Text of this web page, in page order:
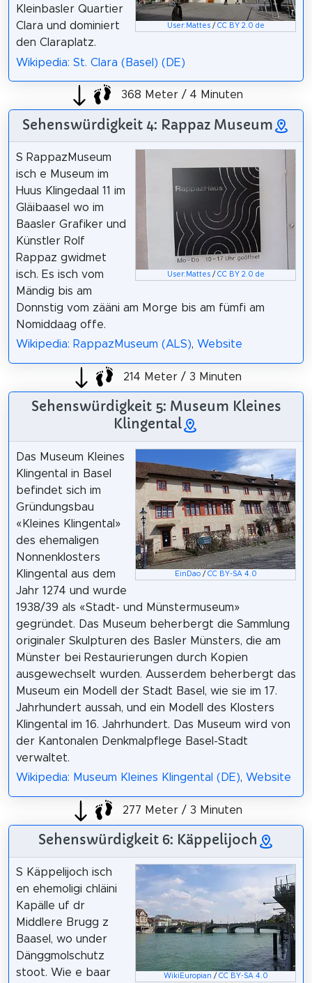
User:Mattes/ CC BY 2.0 de
Kleinbasler Quartier
Clara und dominiert
den Claraplatz.
Wikipedia: St. Clara (Basel) (DE)
368 Meter / 4 Minuten
Sehenswürdigkeit 4: Rappaz Museum
User:Mattes/ CC BY 2.0 de
S RappazMuseum
isch e Museum im
Huus Klingedaal 11 im
Gläibaasel wo im
Baasler Grafiker und
Künstler Rolf
Rappaz gwidmet
isch. Es isch vom
Mändig bis am
Donnstig vom zääni am Morge bis am fümfi am
Nomiddaag offe.
Wikipedia: RappazMuseum (ALS), Website
214 Meter / 3 Minuten
Sehenswürdigkeit 5: Museum Kleines
Klingental
EinDao/ CC BY-SA 4.0
Das Museum Kleines
Klingental in Basel
befindet sich im
Gründungsbau
«Kleines Klingental»
des ehemaligen
Nonnenklosters
Klingental aus dem
Jahr 1274 und wurde
1938/39 als «Stadt- und Münstermuseum»
gegründet. Das Museum beherbergt die Sammlung
originaler Skulpturen des Basler Münsters, die am
Münster bei Restaurierungen durch Kopien
ausgewechselt wurden. Ausserdem beherbergt das
Museum ein Modell der Stadt Basel, wie sie im 17.
Jahrhundert aussah, und ein Modell des Klosters
Klingental im 16. Jahrhundert. Das Museum wird von
der Kantonalen Denkmalpflege Basel-Stadt
verwaltet.
Wikipedia: Museum Kleines Klingental (DE), Website
277 Meter / 3 Minuten
Sehenswürdigkeit 6: Käppelijoch
WikiEuropian / CC BY-SA 4.0
S Käppelijoch isch
en ehemoligi chläini
Kapälle uf dr
Middlere Brugg z
Baasel, wo under
Dänggmolschutz
stoot. Wie e baar